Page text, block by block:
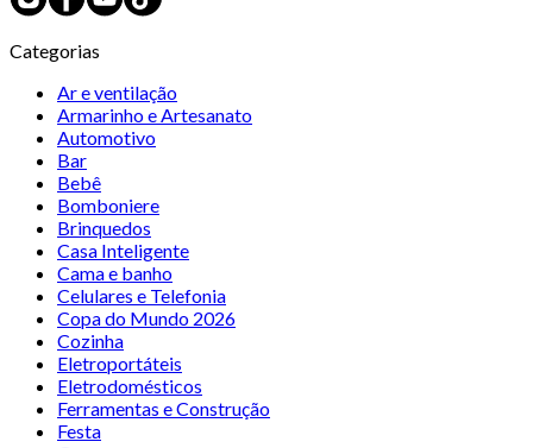
Categorias
Ar e ventilação
Armarinho e Artesanato
Automotivo
Bar
Bebê
Bomboniere
Brinquedos
Casa Inteligente
Cama e banho
Celulares e Telefonia
Copa do Mundo 2026
Cozinha
Eletroportáteis
Eletrodomésticos
Ferramentas e Construção
Festa